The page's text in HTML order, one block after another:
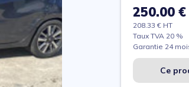
250.00 €
208.33 € HT
Taux TVA 20 %
Garantie 24
Ce